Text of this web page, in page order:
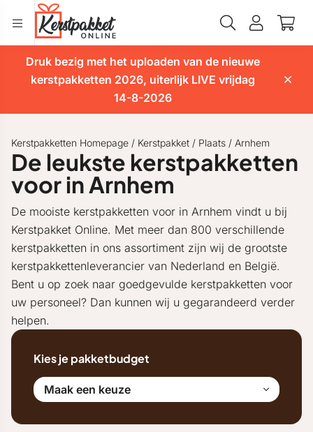
Druk bezig met het uploaden van de nieuwe
kerstpakketten 2026, uiterlijk LIVE vrijdag
14-8-2026
Kerstpakketten Homepage / Kerstpakket / Plaats / Arnhem
De leukste kerstpakketten
voor in Arnhem
De mooiste kerstpakketten voor in Arnhem vindt u bij
Kerstpakket Online. Met meer dan 800 verschillende
kerstpakketten in ons assortiment zijn wij de grootste
kerstpakkettenleverancier van Nederland en België.
Bent u op zoek naar goedgevulde kerstpakketten voor
uw personeel? Dan kunnen wij u gegarandeerd verder
helpen.
Kies je pakketbudget
Maak een keuze